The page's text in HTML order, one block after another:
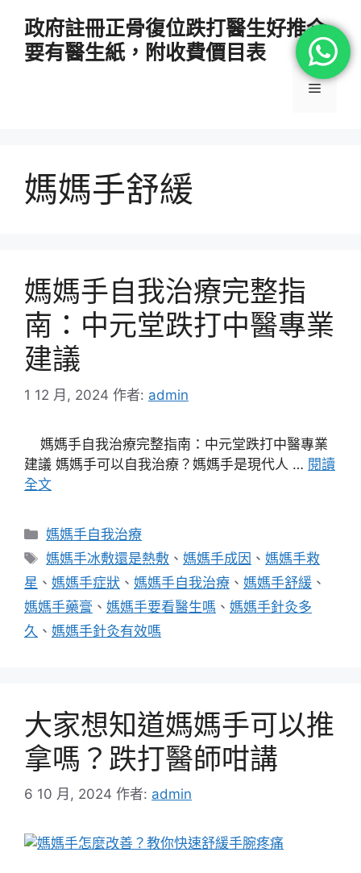
政府註冊正骨復位跌打醫生好推介
要有醫生紙，附收費價目表
選
媽媽手舒緩
媽媽手自我治療完整指
南：中元堂跌打中醫專業
建議
1 12 月, 2024 作者: admin
媽媽手自我治療完整指南：中元堂跌打中醫專業
建議 媽媽手可以自我治療？媽媽手是現代人 … 閱讀
全文
分
類
媽媽手自我治療
標
籤
媽媽手冰敷還是熱敷 、媽媽手成因 、媽媽手救
星 、 媽媽手症狀 、 媽媽手自我治療 、 媽媽手舒緩 、
媽媽手藥膏 、 媽媽手要看醫生嗎 、 媽媽手針灸多
久 、 媽媽手針灸有效嗎
大家想知道媽媽手可以推
拿嗎？跌打醫師咁講
6 10 月, 2024 作者: admin